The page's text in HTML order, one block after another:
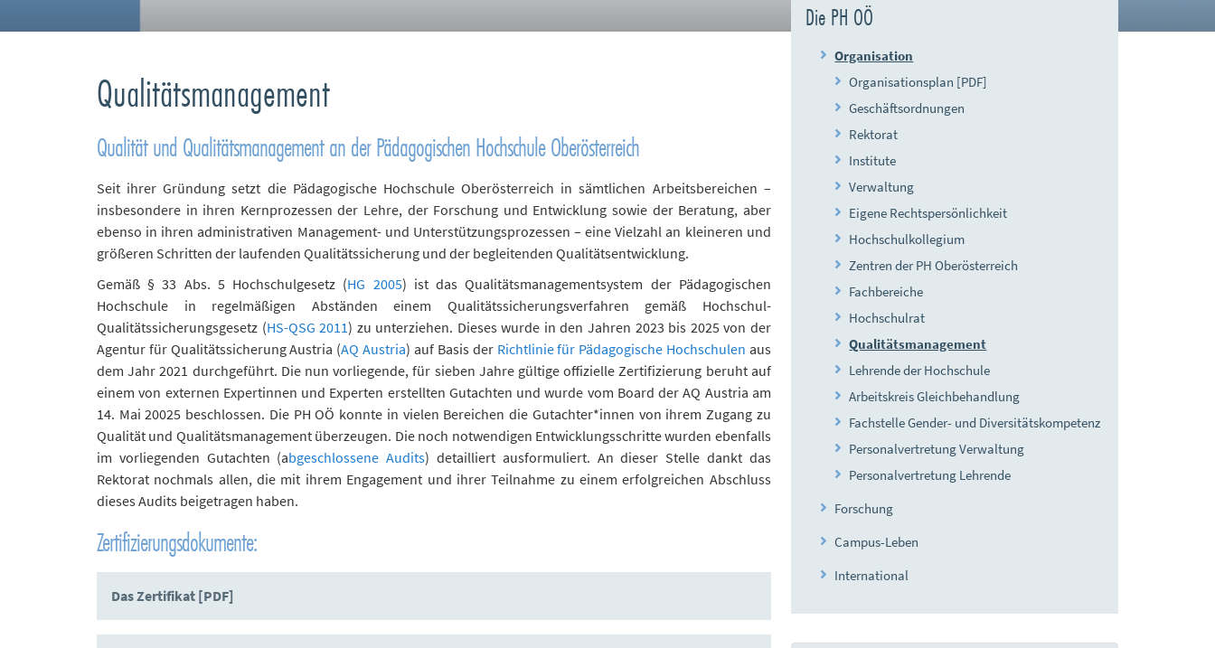
Qualitätsmanagement
Qualität und Qualitätsmanagement an der Pädagogischen Hochschule Oberösterreich
Seit ihrer Gründung setzt die Pädagogische Hochschule Oberösterreich in sämtlichen Arbeitsbereichen –
insbesondere in ihren Kernprozessen der Lehre, der Forschung und Entwicklung sowie der Beratung, aber
ebenso in ihren administrativen Management- und Unterstützungsprozessen – eine Vielzahl an kleineren und
größeren Schritten der laufenden Qualitätssicherung und der begleitenden Qualitätsentwicklung.
Gemäß § 33 Abs. 5 Hochschulgesetz (HG 2005) ist das Qualitätsmanagementsystem der Pädagogischen
Hochschule in regelmäßigen Abständen einem Qualitätssicherungsverfahren gemäß Hochschul-
Qualitätssicherungsgesetz (HS-QSG 2011) zu unterziehen. Dieses wurde in den Jahren 2023 bis 2025 von der
Agentur für Qualitätssicherung Austria (AQ Austria) auf Basis der Richtlinie für Pädagogische Hochschulen aus
dem Jahr 2021 durchgeführt. Die nun vorliegende, für sieben Jahre gültige offizielle Zertifizierung beruht auf
einem von externen Expertinnen und Experten erstellten Gutachten und wurde vom Board der AQ Austria am
14. Mai 20025 beschlossen. Die PH OÖ konnte in vielen Bereichen die Gutachter*innen von ihrem Zugang zu
Qualität und Qualitätsmanagement überzeugen. Die noch notwendigen Entwicklungsschritte wurden ebenfalls
im vorliegenden Gutachten (abgeschlossene Audits) detailliert ausformuliert. An dieser Stelle dankt das
Rektorat nochmals allen, die mit ihrem Engagement und ihrer Teilnahme zu einem erfolgreichen Abschluss
dieses Audits beigetragen haben.
Zertifizierungsdokumente:
Das Zertifikat [PDF]
Die PH OÖ
Organisation
Organisationsplan [PDF]
Geschäftsordnungen
Rektorat
Institute
Verwaltung
Eigene Rechtspersönlichkeit
Hochschulkollegium
Zentren der PH Oberösterreich
Fachbereiche
Hochschulrat
Qualitätsmanagement
Lehrende der Hochschule
Arbeitskreis Gleichbehandlung
Fachstelle Gender- und Diversitätskompetenz
Personalvertretung Verwaltung
Personalvertretung Lehrende
Forschung
Campus-Leben
International